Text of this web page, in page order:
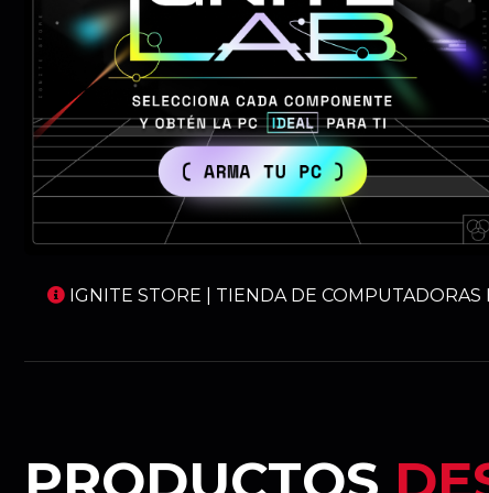
IGNITE STORE | TIENDA DE COMPUTADORAS